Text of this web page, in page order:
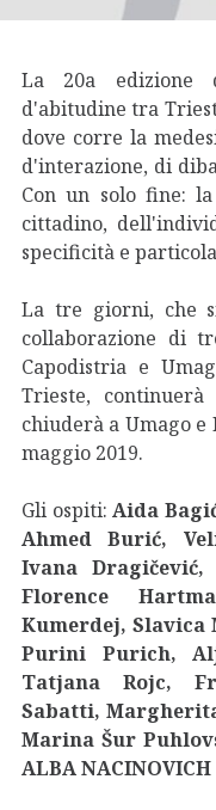
La 20a edizione
d'abitudine tra
dove corre la
d'interazione, di
Con un solo fine:
cittadino,
specificità e
La tre giorni, che
collaborazione di
Capodistria e
Trieste,
chiuderà a Umago e
maggio 2019.
Gli ospiti:Aida
Ahmed Burić,
Ivana
Florence
Kumerdej, Slavica
Purini Purich,
Tatjana Rojc,
Sabatti,
Marina Šur
ALBA NACINOVICH